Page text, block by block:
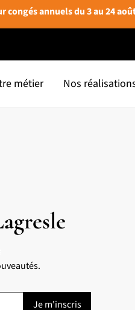
congés annuels du 3 au 24
métier Nos